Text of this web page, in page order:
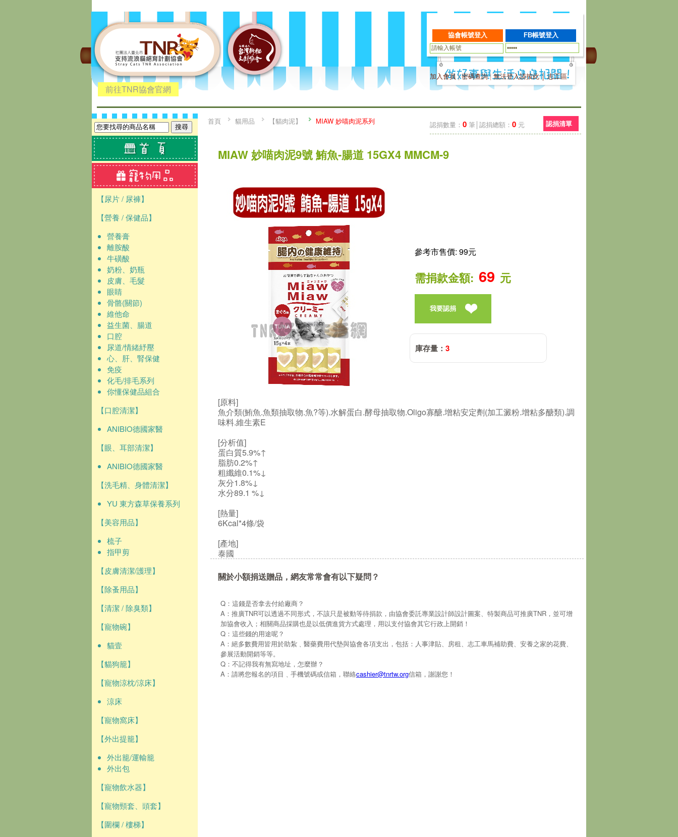
前往TNR協會官網
加入會員|密碼查詢|無法登入請按此│志工區
【尿片 / 尿褲】
【營養 / 保健品】
營養膏
離胺酸
牛磺酸
奶粉、奶瓶
皮膚、毛髮
眼睛
骨骼(關節)
維他命
益生菌、腸道
口腔
尿道/情緒紓壓
心、肝、腎保健
免疫
化毛/排毛系列
你懂保健品組合
【口腔清潔】
ANIBIO德國家醫
【眼、耳部清潔】
ANIBIO德國家醫
【洗毛精、身體清潔】
YU 東方森草保養系列
【美容用品】
梳子
指甲剪
【皮膚清潔/護理】
【除蚤用品】
【清潔 / 除臭類】
【寵物碗】
貓壹
【貓狗籠】
【寵物涼枕/涼床】
涼床
【寵物窩床】
【外出提籠】
外出籠/運輸籠
外出包
【寵物飲水器】
【寵物頸套、頭套】
【圍欄 / 樓梯】
認捐數量： 0 筆│認捐總額： 0 元 認捐清單
首頁 貓用品 【貓肉泥】 MIAW 妙喵肉泥系列
MIAW 妙喵肉泥9號 鮪魚-腸道 15GX4 MMCM-9
參考市售價: 99元
需捐款金額: 69 元
我要認捐
庫存量： 3
[原料]
魚介類(鮪魚.魚類抽取物.魚?等).水解蛋白.酵母抽取物.Oligo寡醣.增粘安定劑(加工澱粉.增粘多醣類).調
味料.維生素E
[分析值]
蛋白質5.9%↑
脂肪0.2%↑
粗纖維0.1%↓
灰分1.8%↓
水分89.1 %↓
[熱量]
6Kcal*4條/袋
[產地]
泰國
關於小額捐送贈品，網友常常會有以下疑問？
Q：這錢是否拿去付給廠商？
A：推廣TNR可以透過不同形式，不該只是被動等待捐款，由協會委託專業設計師設計圖案、特製商品可推廣TNR，並可增
加協會收入；相關商品採購也是以低價進貨方式處理，用以支付協會其它行政上開銷！
Q：這些錢的用途呢？
A：絕多數費用皆用於助紮﹑醫藥費用代墊與協會各項支出，包括：人事津貼、房租、志工車馬補助費、安養之家的花費、
參展活動開銷等等。
Q：不記得我有無寫地址，怎麼辦？
A：請將您報名的項目﹑手機號碼或信箱，聯絡cashier@tnrtw.org信箱，謝謝您！